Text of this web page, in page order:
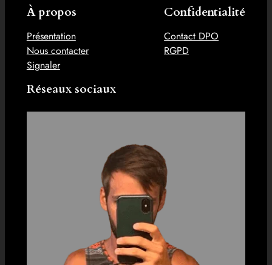
À propos
Présentation
Nous contacter
Signaler
Confidentialité
Contact DPO
RGPD
Réseaux sociaux